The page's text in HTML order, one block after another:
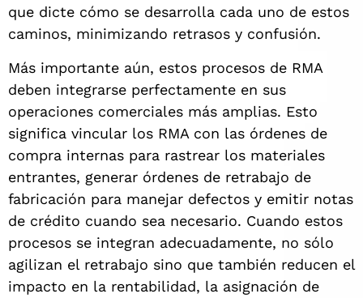
que dicte cómo se desarrolla cada uno de estos
caminos, minimizando retrasos y confusión.
Más importante aún, estos procesos de RMA
deben integrarse perfectamente en sus
operaciones comerciales más amplias. Esto
significa vincular los RMA con las órdenes de
compra internas para rastrear los materiales
entrantes, generar órdenes de retrabajo de
fabricación para manejar defectos y emitir notas
de crédito cuando sea necesario. Cuando estos
procesos se integran adecuadamente, no sólo
agilizan el retrabajo sino que también reducen el
impacto en la rentabilidad, la asignación de